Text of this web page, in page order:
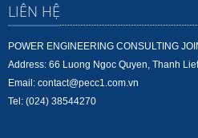
LIÊN HỆ
POWER ENGINEERING CONSULTING
Address: 66 Luong Ngoc Quyen, Thanh
Email: contact@pecc1.com.vn
Tel: (024) 38544270